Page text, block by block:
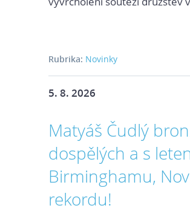
Rubrika: Novinky
5. 8. 2026
Matyáš Čudlý
dospělých a s
Birminghamu,
rekordu!